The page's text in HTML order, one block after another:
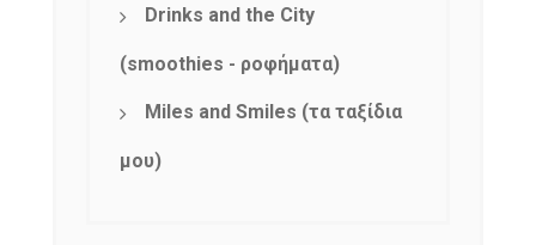
Drinks and the City
(smoothies - ροφήματα)
Miles and Smiles (τα ταξίδια
μου)